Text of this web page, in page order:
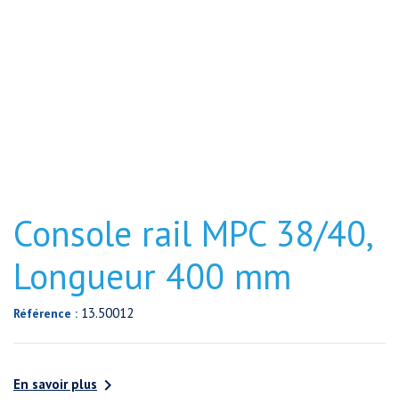
Console rail MPC 38/40,
Longueur 400 mm
Référence : 13.50012
En savoir plus 